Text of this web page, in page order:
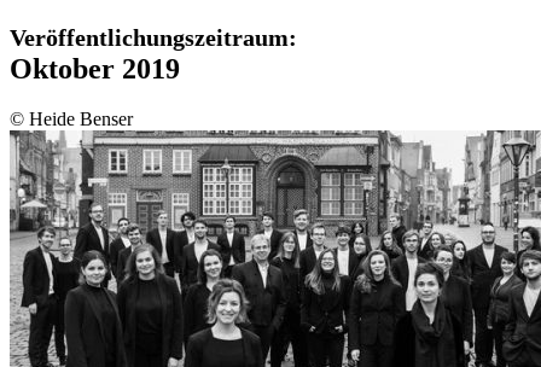
Veröffentlichungszeitraum:
Oktober 2019
© Heide Benser